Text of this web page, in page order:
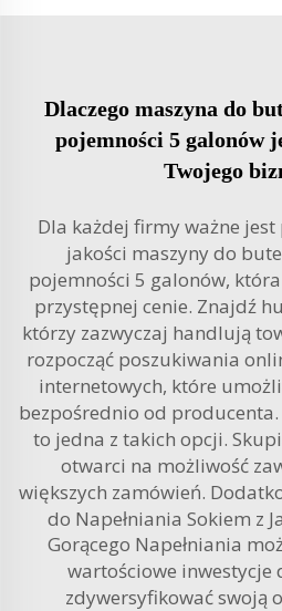
Dlaczego maszyna do
pojemności 5 galonów
Twojego
Dla każdej firmy ważne
jakości maszyny do
pojemności 5 galonów,
przystępnej cenie. Znajdź
którzy zazwyczaj handlują
rozpocząć poszukiwania
internetowych, które
bezpośrednio od
to jedna z takich opcji.
otwarci na możliwość
większych zamówień.
do Napełniania Sokiem z
Gorącego Napełniania
wartościowe inwestycje
zdywersyfikować swoją